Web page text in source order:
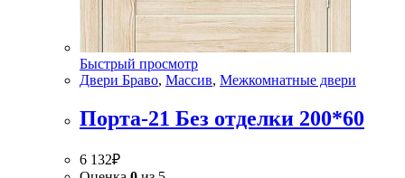
Быстрый просмотр
Двери Браво, Массив, Межкомнатные двери
Порта-21 Без отделки 200*60
6 132₽